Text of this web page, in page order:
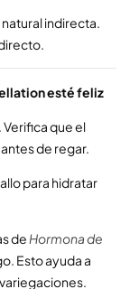
indirecta.
esté feliz
que el
de regar.
para hidratar
de Hormona de
Esto ayuda a